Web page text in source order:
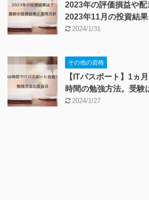
2023年の評価損益や配
2023年11月の投資結果
2024/1/31
その他の資格
【ITパスポート】1ヵ
時間の勉強方法。受験
2024/1/27